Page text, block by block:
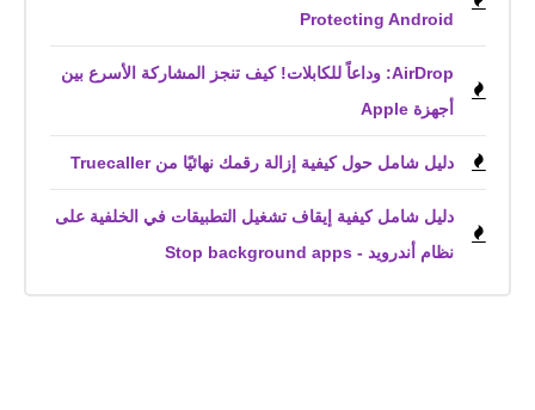
Protecting Android
AirDrop: وداعاً للكابلات! كيف تنجز المشاركة الأسرع بين
أجهزة Apple
دليل شامل حول كيفية إزالة رقمك نهائيًا من Truecaller
دليل شامل كيفية إيقاف تشغيل التطبيقات في الخلفية على
نظام أندرويد - Stop background apps